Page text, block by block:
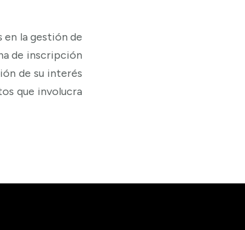
en la gestión de
de inscripción
de su interés
que involucra